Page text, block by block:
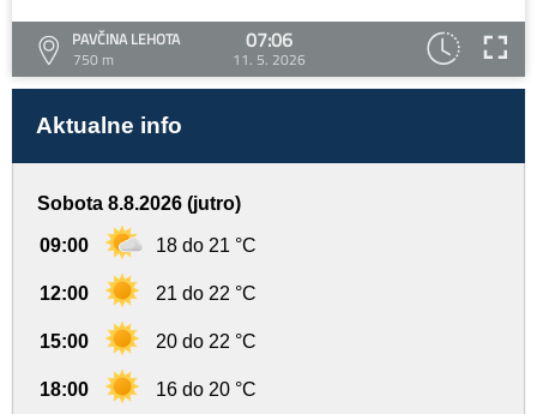
PAVČINA LEHOTA
750 m
07:06
11. 5. 2026
Aktualne info
Sobota 8.8.2026 (jutro)
09:00 18 do 21 °C
12:00 21 do 22 °C
15:00 20 do 22 °C
18:00 16 do 20 °C